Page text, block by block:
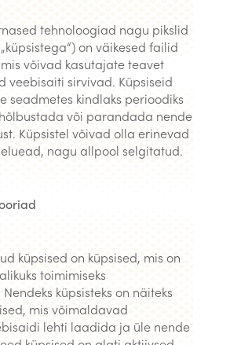
tehnoloogiad nagu pikslid
on väikesed failid
võivad kasutajate teavet
veebisaiti sirvivad. Küpsiseid
seadmetes kindlaks perioodiks
või parandada nende
Küpsistel võivad olla erinevad
nagu allpool selgitatud.
küpsised on küpsised, mis on
toimimiseks
küpsisteks on näiteks
mis võimaldavad
lehti laadida ja üle nende